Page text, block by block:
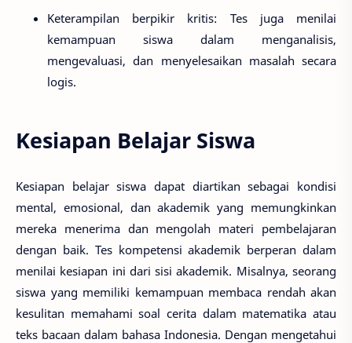
Keterampilan berpikir kritis: Tes juga menilai
kemampuan siswa dalam menganalisis,
mengevaluasi, dan menyelesaikan masalah secara
logis.
Kesiapan Belajar Siswa
Kesiapan belajar siswa dapat diartikan sebagai kondisi
mental, emosional, dan akademik yang memungkinkan
mereka menerima dan mengolah materi pembelajaran
dengan baik. Tes kompetensi akademik berperan dalam
menilai kesiapan ini dari sisi akademik. Misalnya, seorang
siswa yang memiliki kemampuan membaca rendah akan
kesulitan memahami soal cerita dalam matematika atau
teks bacaan dalam bahasa Indonesia. Dengan mengetahui